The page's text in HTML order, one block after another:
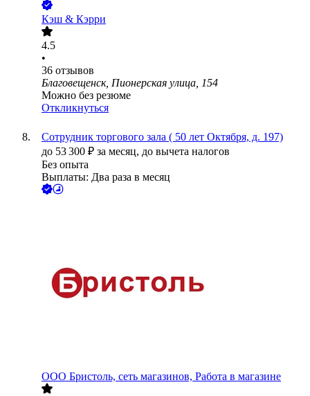
Кэш & Кэрри
4.5
•
36 отзывов
Благовещенск, Пионерская улица, 154
Можно без резюме
Откликнуться
Сотрудник торгового зала ( 50 лет Октября, д. 197)
до 53 300 ₽ за месяц, до вычета налогов
Без опыта
Выплаты: Два раза в месяц
ООО Бристоль, сеть магазинов, Работа в магазине